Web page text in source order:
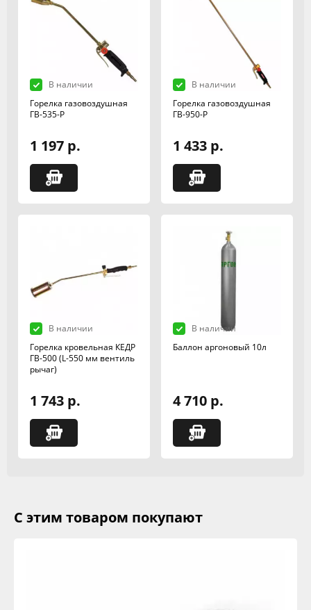
В наличии
Горелка газовоздушная
ГВ-535-Р
1 197 р.
В наличии
Горелка газовоздушная
ГВ-950-Р
1 433 р.
В наличии
Горелка кровельная КЕДР
ГВ-500 (L-550 мм вентиль
рычаг)
1 743 р.
В наличии
Баллон аргоновый 10л
4 710 р.
С этим товаром покупают